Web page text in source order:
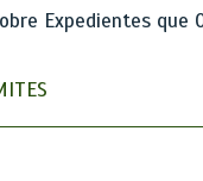
Expedientes que